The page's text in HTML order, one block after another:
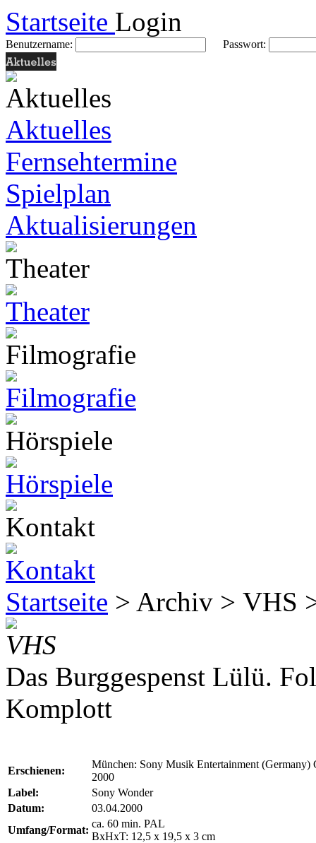
Startseite Login
Benutzername: Passwort:
Aktuelles
Fernsehtermine
Spielplan
Aktualisierungen
Startseite > Archiv > VHS
VHS
Das Burggespenst Lülü.
Komplott
Erschienen:
München: Sony Musik Entertainment (Germany)
2000
Label:
Sony Wonder
Datum:
03.04.2000
Umfang/Format:
ca. 60 min. PAL
BxHxT: 12,5 x 19,5 x 3 cm